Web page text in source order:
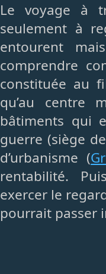
Le voyage à
seulement à
entourent
comprendre
constituée au
qu’au centre
bâtiments qui
guerre (siège
d’urbanisme (
rentabilité.
exercer le
pourrait passer